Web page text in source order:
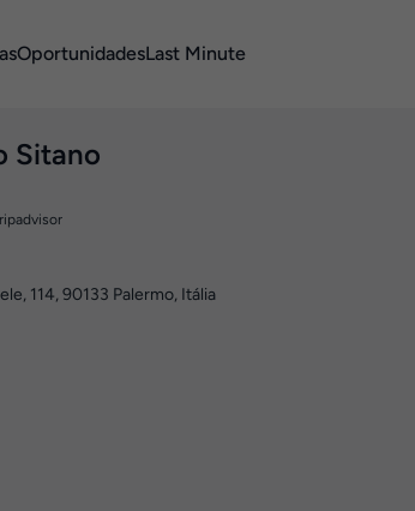
OportunidadesLast Minute
Sitano
114,90133 Palermo, Itália